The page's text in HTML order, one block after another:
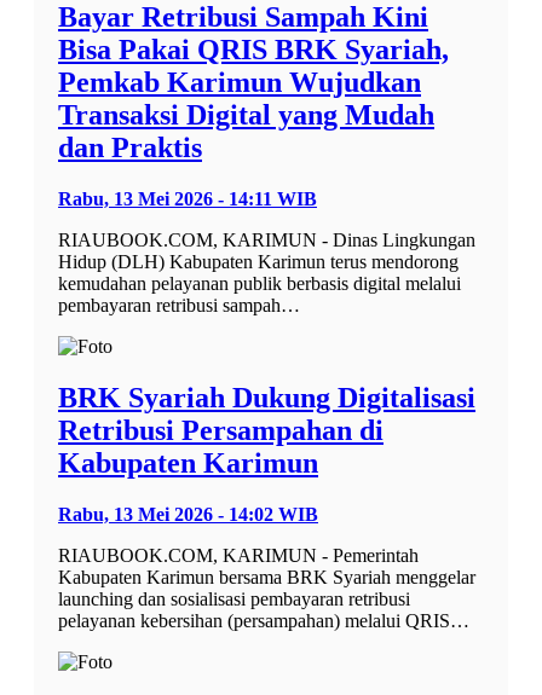
Bayar Retribusi Sampah Kini
Bisa Pakai QRIS BRK Syariah,
Pemkab Karimun Wujudkan
Transaksi Digital yang Mudah
dan Praktis
Rabu, 13 Mei 2026 - 14:11 WIB
RIAUBOOK.COM, KARIMUN - Dinas Lingkungan
Hidup (DLH) Kabupaten Karimun terus mendorong
kemudahan pelayanan publik berbasis digital melalui
pembayaran retribusi sampah…
BRK Syariah Dukung Digitalisasi
Retribusi Persampahan di
Kabupaten Karimun
Rabu, 13 Mei 2026 - 14:02 WIB
RIAUBOOK.COM, KARIMUN - Pemerintah
Kabupaten Karimun bersama BRK Syariah menggelar
launching dan sosialisasi pembayaran retribusi
pelayanan kebersihan (persampahan) melalui QRIS…